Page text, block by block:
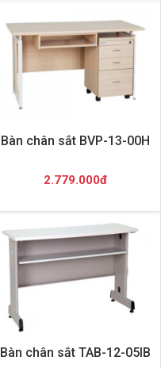
Bàn chân sắt BVP-13-00H
2.779.000đ
Bàn chân sắt TAB-12-05IB